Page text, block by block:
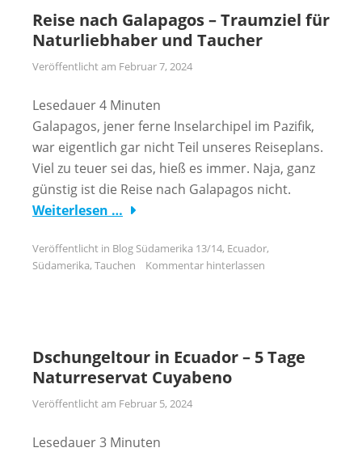
Reise nach Galapagos – Traumziel für
Naturliebhaber und Taucher
Veröffentlicht am Februar 7, 2024
Lesedauer4 Minuten
Galapagos, jener ferne Inselarchipel im Pazifik,
war eigentlich gar nicht Teil unseres Reiseplans.
Viel zu teuer sei das, hieß es immer. Naja, ganz
günstig ist die Reise nach Galapagos nicht.
Weiterlesen …
Veröffentlicht in Blog Südamerika 13/14, Ecuador,
Südamerika, Tauchen Kommentar hinterlassen
Dschungeltour in Ecuador – 5 Tage
Naturreservat Cuyabeno
Veröffentlicht am Februar 5, 2024
Lesedauer3 Minuten